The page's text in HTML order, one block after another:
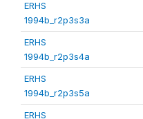
ERHS
1994b_r2p3s3a
ERHS
1994b_r2p3s4a
ERHS
1994b_r2p3s5a
ERHS